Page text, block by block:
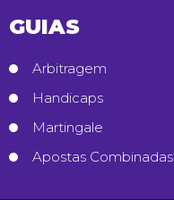
GUIAS
Arbitragem
Handicaps
Martingale
Apostas Combinadas